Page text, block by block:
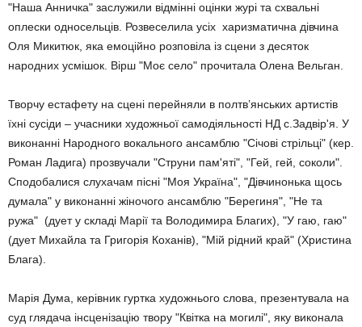
"Наша Анничка" заслужили відмінні оцінки журі та схвальні
оплески односельців. Розвеселила усіх харизматична дівчина
Оля Микитюк, яка емоційно розповіла із сцени з десяток
народних усмішок. Вірш "Моє село" прочитала Олена Вельган.
Творчу естафету на сцені перейняли в полтв’янських артистів
їхні сусіди – учасники художньої самодіяльності НД с.Задвір'я. У
виконанні Народного вокального ансамблю "Січові стрільці" (кер.
Роман Ладига) прозвучали "Струни пам'яті", "Гей, гей, соколи".
Сподобалися слухачам пісні "Моя Україна", "Дівчинонька щось
думала" у виконанні жіночого ансамблю "Берегиня", "Не та
ружа" (дует у складі Марії та Володимира Благих), "У гаю, гаю"
(дует Михайла та Григорія Коханів), "Мій рідний край" (Христина
Блага).
Марія Дума, керівник гуртка художнього слова, презентувала на
суд глядача інсценізацію твору "Квітка на могилі", яку виконала